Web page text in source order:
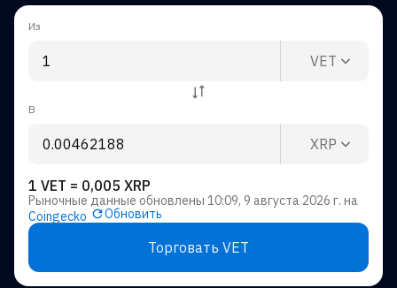
Из
VET
В
XRP
1 VET = 0,005 XRP
Рыночные данные обновлены 10:09, 9 августа 2026 г. на
Coingecko
Обновить
Торговать VET